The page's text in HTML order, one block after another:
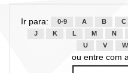
Ir para: 0-9 A B C
J
K L M N
U
V W
ou entre com